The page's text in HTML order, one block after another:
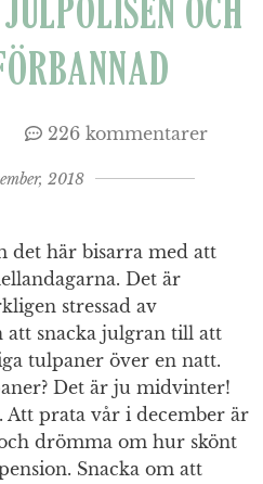
OCH
226 kommentarer
2018
det här bisarra med att
Det är
stressad av
att snacka julgran till att
tulpaner över en natt.
Det är ju midvinter!
Att prata vår i december är
drömma om hur skönt
Snacka om att